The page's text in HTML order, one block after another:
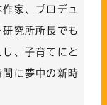
家、プロデュ
究所所長でも
、子育てにと
に夢中の新時